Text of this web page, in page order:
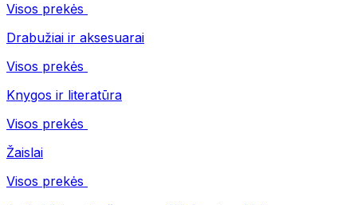
Visos prekės
Drabužiai ir aksesuarai
Visos prekės
Knygos ir literatūra
Visos prekės
Žaislai
Visos prekės